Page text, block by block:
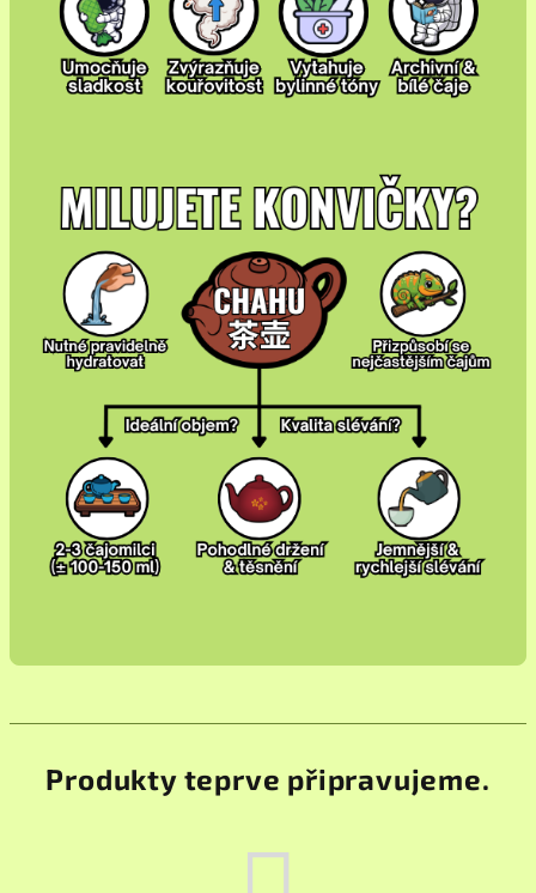
Produkty teprve připravujeme.